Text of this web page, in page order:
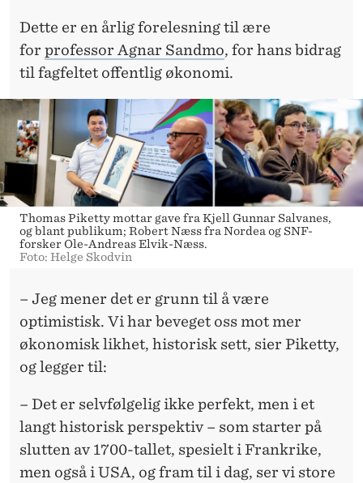
R
D
S
T
O
Dette er en årlig forelesning til ære
for professor Agnar Sandmo, for hans bidrag
til fagfeltet offentlig økonomi.
Thomas Piketty mottar gave fra Kjell Gunnar Salvanes,
og blant publikum; Robert Næss fra Nordea og SNF-
forsker Ole-Andreas Elvik-Næss.
Foto: Helge Skodvin
– Jeg mener det er grunn til å være
optimistisk. Vi har beveget oss mot mer
økonomisk likhet, historisk sett, sier Piketty,
og legger til:
– Det er selvfølgelig ikke perfekt, men i et
langt historisk perspektiv – som starter på
slutten av 1700-tallet, spesielt i Frankrike,
men også i USA, og fram til i dag, ser vi store